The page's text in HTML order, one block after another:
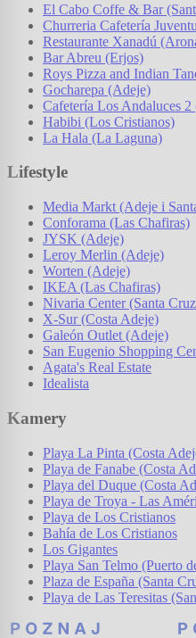
El Cabo Coffe & Bar
Churreria Cafetería
Restaurante Xanadú
Bar Abreu (Erjos)
Roys Pizza and Indian
Gocharepa (Adeje)
Cafetería Los Andaluces
Habibi (Los Cristianos)
La Hala (La Laguna)
Lifestyle
Media Markt (Adeje i
Conforama (Las Chafiras)
JYSK (Adeje)
Leroy Merlin (Adeje)
Worten (Adeje)
IKEA (Las Chafiras)
Nivaria Center (Santa
X-Sur (Costa Adeje)
Galeón Outlet (Adeje)
San Eugenio Shopping
Agata's Real Estate
Idealista
Kamery
Playa La Pinta (Costa
Playa de Fanabe (Costa
Playa del Duque (Costa
Playa de Troya - Las
Playa de Los Cristianos
Bahía de Los Cristianos
Los Gigantes
Playa San Telmo (Puerto
Plaza de España (Santa
Playa de Las Teresitas